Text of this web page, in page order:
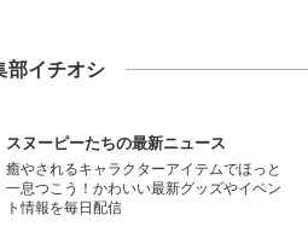
部イチオシ
スヌーピーたちの最新ニュース
癒やされるキャラクターアイテムでほっと
一息つこう！かわいい最新グッズやイベン
ト情報を毎日配信